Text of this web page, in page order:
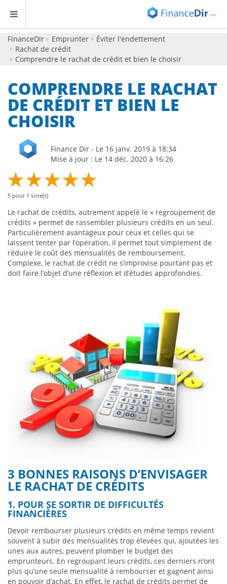
FinanceDir Emprunter
Éviter l'endettement
Rachat de crédit
Comprendre le rachat de crédit et bien le choisir
COMPRENDRE LE RACHAT
DE CRÉDIT ET BIEN LE
CHOISIR
Finance Dir - Le 16 janv. 2019 à 18:34
Mise à jour : Le 14 déc. 2020 à 16:26
5 pour 1 vote(s)
Le rachat de crédits, autrement appelé le « regroupement de
crédits » permet de rassembler plusieurs crédits en un seul.
Particulièrement avantageux pour ceux et celles qui se
laissent tenter par l’opération, il permet tout simplement de
réduire le coût des mensualités de remboursement.
Complexe, le rachat de crédit ne s’improvise pourtant pas et
doit faire l’objet d’une réflexion et d’études approfondies.
3 BONNES RAISONS D’ENVISAGER
LE RACHAT DE CRÉDITS
1. POUR SE SORTIR DE DIFFICULTÉS
FINANCIÈRES
Devoir rembourser plusieurs crédits en même temps revient
souvent à subir des mensualités trop élevées qui, ajoutées les
unes aux autres, peuvent plomber le budget des
emprunteurs. En regroupant leurs crédits, ces derniers n’ont
plus qu’une seule mensualité à rembourser et gagnent ainsi
en pouvoir d’achat. En effet, le rachat de crédits permet de